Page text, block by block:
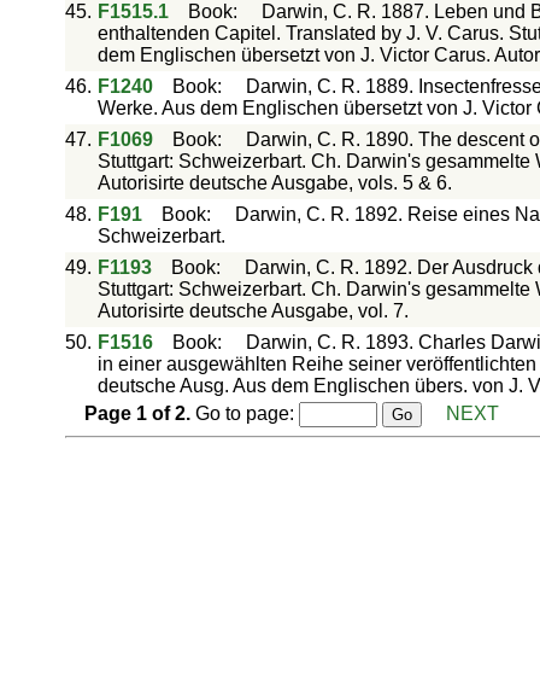
45. F1515.1 Book:
Darwin, C. R. 1887. Leben und
enthaltenden Capitel. Translated by J. V. Carus.
dem Englischen übersetzt von J. Victor Carus.
46. F1240 Book:
Darwin, C. R. 1889.
Werke. Aus dem Englischen übersetzt von J.
47. F1069 Book:
Darwin, C. R. 1890. The descent
Stuttgart: Schweizerbart. Ch. Darwin's
Autorisirte deutsche Ausgabe, vols. 5 & 6.
48. F191 Book:
Darwin, C. R. 1892. Reise eines
Schweizerbart.
49. F1193 Book:
Darwin, C. R. 1892. Der
Stuttgart: Schweizerbart. Ch. Darwin's
Autorisirte deutsche Ausgabe, vol. 7.
50. F1516 Book:
Darwin, C. R. 1893. Charles
in einer ausgewählten Reihe seiner
deutsche Ausg. Aus dem Englischen übers. von J.
Page 1of2.Go to page: NEXT